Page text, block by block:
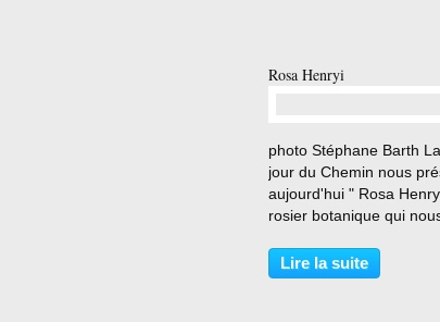
Rosa Henryi
photo Stéphane Barth
jour du Chemin nous
aujourd'hui " Rosa
rosier botanique qui
de ce rosier âgé de plus
à la roseraie de l' haÿ les
Lire la suite